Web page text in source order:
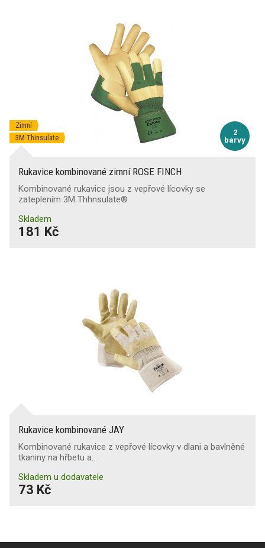
2
barvy
Zimní
3M Thinsulate
Rukavice kombinované zimní ROSE FINCH
Kombinované rukavice jsou z vepřové lícovky se
zateplením 3M Thhnsulate®
Skladem
181 Kč
Rukavice kombinované JAY
Kombinované rukavice z vepřové lícovky v dlani a bavlněné
tkaniny na hřbetu a…
Skladem u dodavatele
73 Kč